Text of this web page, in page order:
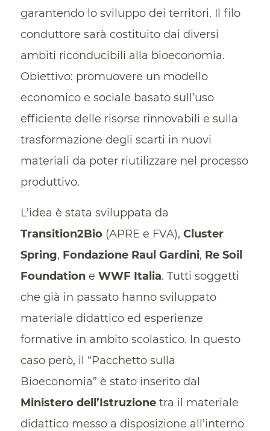
garantendo lo sviluppo dei territori. Il filo
conduttore sarà costituito dai diversi
ambiti riconducibili alla bioeconomia.
Obiettivo: promuovere un modello
economico e sociale basato sull’uso
efficiente delle risorse rinnovabili e sulla
trasformazione degli scarti in nuovi
materiali da poter riutilizzare nel processo
produttivo.
L’idea è stata sviluppata da
Transition2Bio(APRE e FVA), Cluster
Spring, Fondazione Raul Gardini, Re Soil
Foundatione WWF Italia. Tutti soggetti
che già in passato hanno sviluppato
materiale didattico ed esperienze
formative in ambito scolastico. In questo
caso però, il “Pacchetto sulla
Bioeconomia” è stato inserito dal
Ministero dell’Istruzionetra il materiale
didattico messo a disposizione all’interno